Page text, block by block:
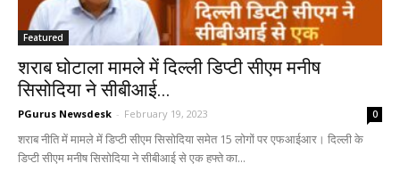
Featured
शराब घोटाला मामले में दिल्ली डिप्टी सीएम मनीष
सिसोदिया ने सीबीआई...
PGurus Newsdesk - February 19, 2023 0
शराब नीति में मामले में डिप्टी सीएम सिसोदिया समेत 15 लोगों पर एफआईआर। दिल्ली के
डिप्टी सीएम मनीष सिसोदिया ने सीबीआई से एक हफ्ते का...